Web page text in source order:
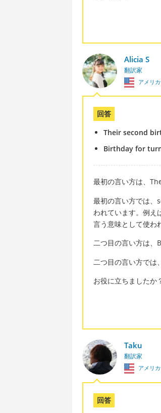
Alicia S
翻訳家
アメリ
回答
Their second
Birthday for
最初の言い方は、
最初の言い方では
われています。例
言う意味として使わ
二つ目の言い方は
二つ目の言い方では
お役に立ちましたか
Taku
翻訳家
アメリ
回答